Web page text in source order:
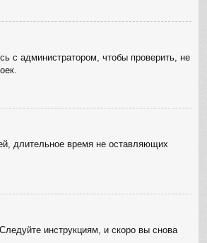
с администратором, чтобы проверить, не
длительное время не оставляющих
инструкциям, и скоро вы снова